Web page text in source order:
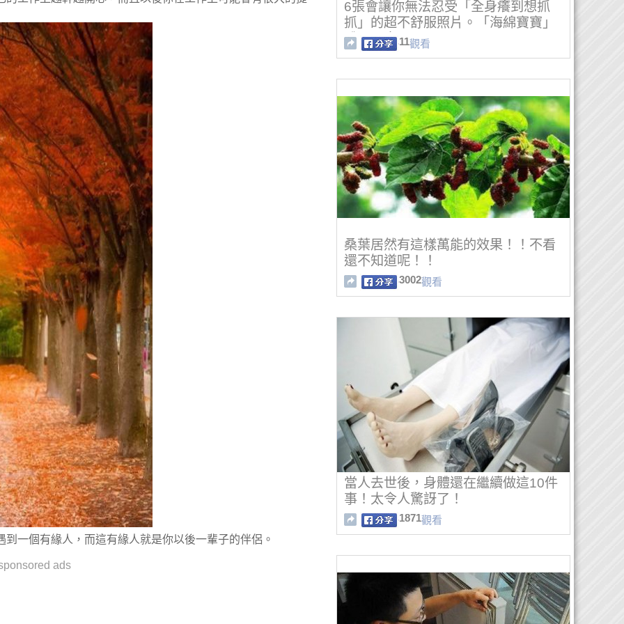
一個有緣人，而這有緣人就是你以後一輩子的伴侶。
ads
6張會讓你無法忍受「全身癢到想抓
抓」的超不舒服照片。「海綿寶寶」
體內原來 11觀看
桑葉居然有這樣萬能的效果！！不看
還不知道呢！！
3002觀看
當人去世後，身體還在繼續做這10件
事！太令人驚訝了！
1871觀看